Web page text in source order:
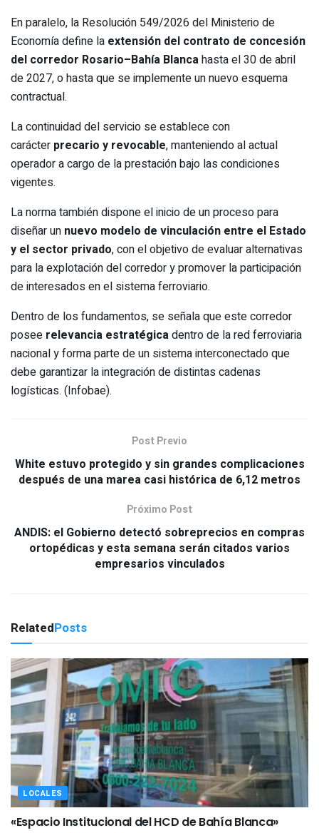
En paralelo, la Resolución 549/2026 del Ministerio de
Economía define la extensión del contrato de concesión
del corredor Rosario–Bahía Blancahasta el 30 de abril
de 2027, o hasta que se implemente un nuevo esquema
contractual.
La continuidad del servicio se establece con
carácter precario y revocable, manteniendo al actual
operador a cargo de la prestación bajo las condiciones
vigentes.
La norma también dispone el inicio de un proceso para
diseñar un nuevo modelo de vinculación entre el Estado
y el sector privado, con el objetivo de evaluar alternativas
para la explotación del corredor y promover la participación
de interesados en el sistema ferroviario.
Dentro de los fundamentos, se señala que este corredor
posee relevancia estratégicadentro de la red ferroviaria
nacional y forma parte de un sistema interconectado que
debe garantizar la integración de distintas cadenas
logísticas. (Infobae).
Post Previo
White estuvo protegido y sin grandes complicaciones
después de una marea casi histórica de 6,12 metros
Próximo Post
ANDIS: el Gobierno detectó sobreprecios en compras
ortopédicas y esta semana serán citados varios
empresarios vinculados
RelatedPosts
LOCALES
«Espacio Institucional del HCD de Bahía Blanca»